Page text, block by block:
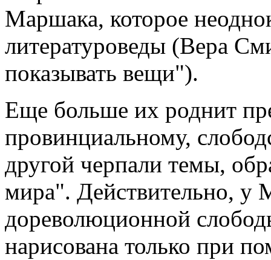
Маршака, которое
литературоведы (Вера
показывать вещи").
Еще больше их роднит
провинциальному,
другой черпали темы,
мира". Действительно, у
дореволюционной
нарисована только при